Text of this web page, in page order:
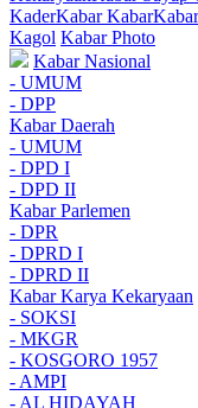
KaderKabar Kabar
Kagol Kabar Photo
Kabar Nasional
- UMUM
- DPP
Kabar Daerah
- UMUM
- DPD I
- DPD II
Kabar Parlemen
- DPR
- DPRD I
- DPRD II
Kabar Karya Kekaryaan
- SOKSI
- MKGR
- KOSGORO 1957
- AMPI
- AL HIDAYAH